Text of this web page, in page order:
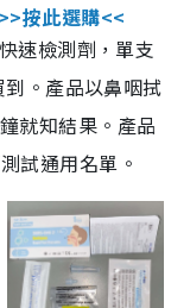
>>按此選購<<
速檢測劑，單支
。產品以鼻咽拭
就知結果。產品
試通用名單。